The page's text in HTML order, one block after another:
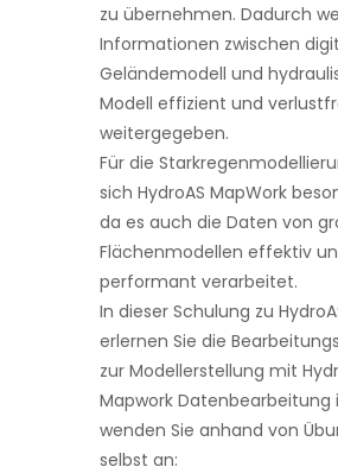
Kontaktzu übernehmen. Dadurch
Informationen zwischen
Geländemodell und
Modell effizient und
weitergegeben.
Für die
sich HydroAS MapWork
da es auch die Daten von
Flächenmodellen effektiv
performant verarbeitet.
In dieser Schulung zu
erlernen Sie die
zur Modellerstellung mit
Mapwork Datenbearbeitung
wenden Sie anhand von
selbst an: